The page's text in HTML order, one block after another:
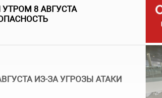
8 АВГУСТА
ИЗ-ЗА УГРОЗЫ АТАКИ